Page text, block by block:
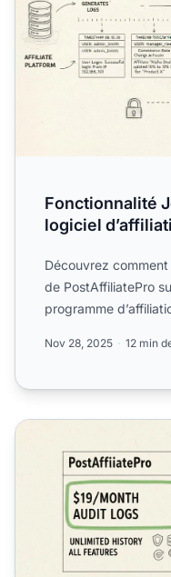
Fonctionnalité
logiciel
Découvrez
de PostAffiliatePro
programme
Nov 28, 2025 12 min
Les journaux d'audit